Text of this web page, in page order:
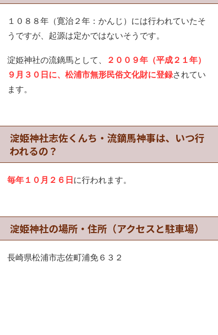
１０８８年（寛治２年：かんじ）には行われていたそ
うですが、起源は定かではないそうです。
淀姫神社の流鏑馬として、
２００９年（平成２１年）
９月３０日に、松浦市無形民俗文化財に登録されてい
ます。
淀姫神社志佐くんち・流鏑馬神事は、いつ行
われるの？
毎年１０月２６日 に行われます。
淀姫神社の場所・住所（アクセスと駐車場）
長崎県松浦市志佐町浦免６３２